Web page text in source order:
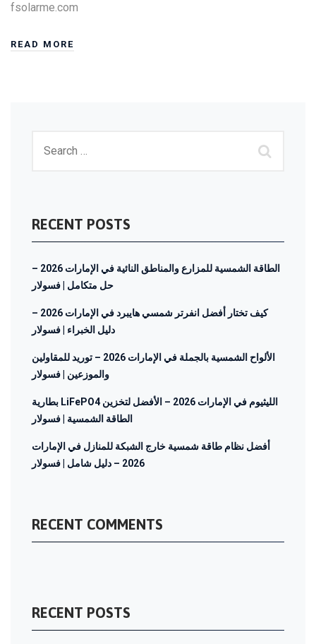
fsolarme.com
READ MORE
RECENT POSTS
الطاقة الشمسية للمزارع والمناطق النائية في الإمارات 2026 –
حل متكامل | فسولار
كيف تختار أفضل انفرتر شمسي هايبرد في الإمارات 2026 –
دليل الخبراء | فسولار
الألواح الشمسية بالجملة في الإمارات 2026 – توريد للمقاولين
والموزعين | فسولار
بطارية LiFePO4 الليثيوم في الإمارات 2026 – الأفضل لتخزين
الطاقة الشمسية | فسولار
أفضل نظام طاقة شمسية خارج الشبكة للمنازل في الإمارات
2026 – دليل شامل | فسولار
RECENT COMMENTS
RECENT POSTS